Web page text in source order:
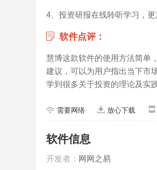
4、投资研报在线聆听学习，更
软件点评：
慧博这款软件的使用方法简单
建议，可以为用户指出当下市
学到很多关于投资的理论及实
需要网络 放心下载
软件信息
开发者： 网网之易